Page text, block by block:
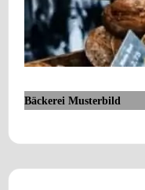
Bäckerei Musterbild